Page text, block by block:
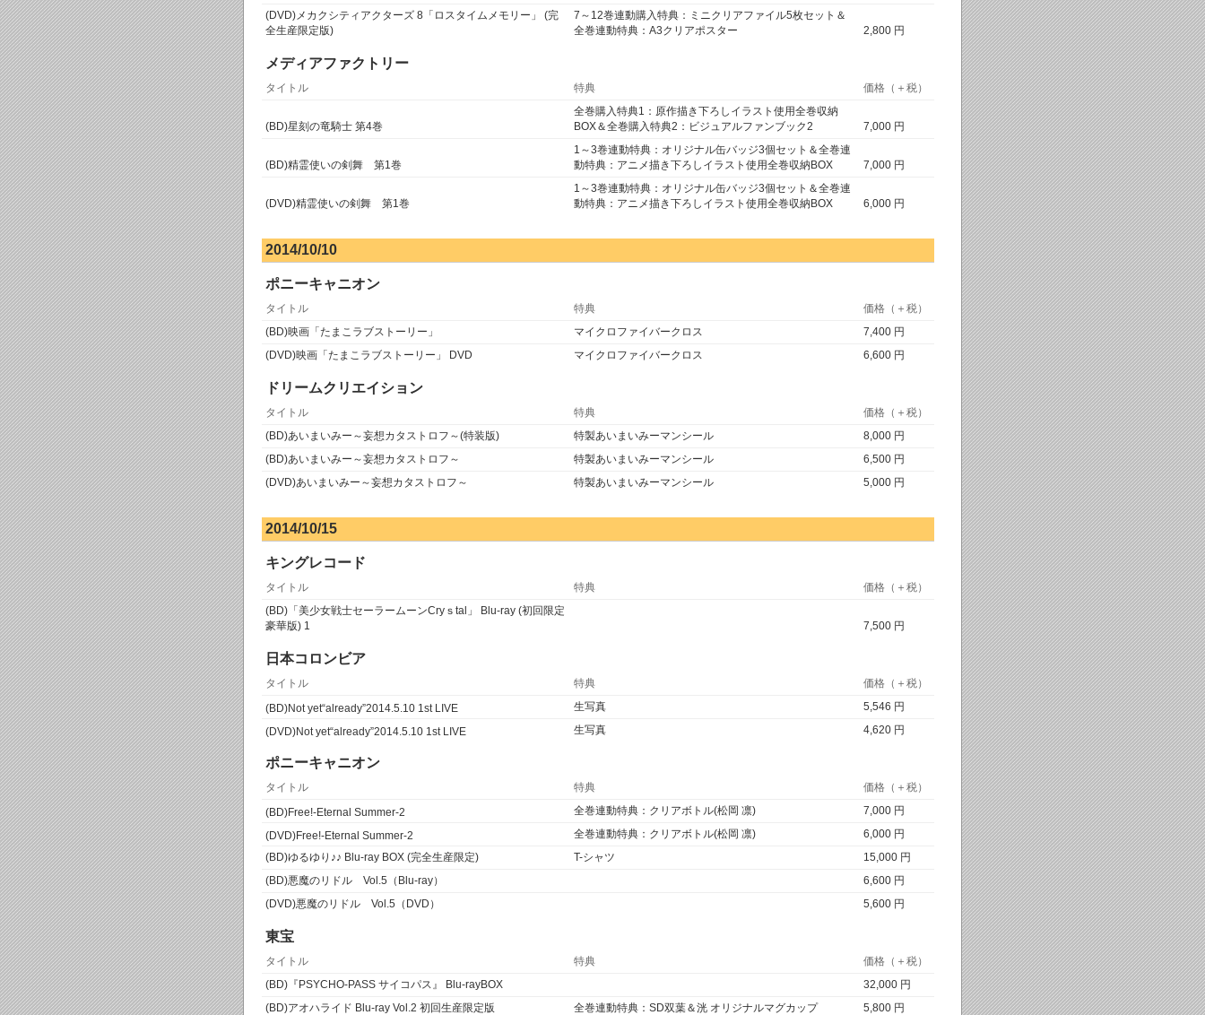
(DVD)メカクシティアクターズ 8「ロスタイムメモリー」 (完
全生産限定版)
7～12巻連動購入特典：ミニクリアファイル5枚セット＆
全巻連動特典：A3クリアポスター
2,800 円
メディアファクトリー
タイトル 特典 価格（＋税）
(BD)星刻の竜騎士 第4巻
全巻購入特典1：原作描き下ろしイラスト使用全巻収納
BOX＆全巻購入特典2：ビジュアルファンブック2
7,000 円
(BD)精霊使いの剣舞 第1巻
1～3巻連動特典：オリジナル缶バッジ3個セット＆全巻連
動特典：アニメ描き下ろしイラスト使用全巻収納BOX
7,000 円
(DVD)精霊使いの剣舞 第1巻
1～3巻連動特典：オリジナル缶バッジ3個セット＆全巻連
動特典：アニメ描き下ろしイラスト使用全巻収納BOX
6,000 円
2014/10/10
ポニーキャニオン
タイトル 特典
価格（＋税）
(BD)映画「たまこラブストーリー」
マイクロファイバークロス
7,400 円
(DVD)映画「たまこラブストーリー」 DVD
マイクロファイバークロス 6,600 円
ドリームクリエイション
タイトル 特典
価格（＋税）
(BD)あいまいみー～妄想カタストロフ～(特装版)
特製あいまいみーマンシール
8,000 円
(BD)あいまいみー～妄想カタストロフ～
特製あいまいみーマンシール
6,500 円
(DVD)あいまいみー～妄想カタストロフ～
特製あいまいみーマンシール 5,000 円
2014/10/15
キングレコード
タイトル 特典
価格（＋税）
(BD)「美少女戦士セーラームーンCryｓtal」 Blu-ray (初回限定
豪華版) 1
7,500 円
日本コロンビア
タイトル 特典
価格（＋税）
(BD)Not yet“already”2014.5.10 1st LIVE
生写真
5,546 円
(DVD)Not yet“already”2014.5.10 1st LIVE
生写真 4,620 円
ポニーキャニオン
タイトル 特典
価格（＋税）
(BD)Free!-Eternal Summer-2
全巻連動特典：クリアボトル(松岡 凛)
7,000 円
(DVD)Free!-Eternal Summer-2
全巻連動特典：クリアボトル(松岡 凛)
6,000 円
(BD)ゆるゆり♪♪ Blu-ray BOX (完全生産限定)
T-シャツ
15,000 円
(BD)悪魔のリドル Vol.5（Blu-ray）
6,600 円
(DVD)悪魔のリドル Vol.5（DVD）
5,600 円
東宝
タイトル 特典
価格（＋税）
(BD)『PSYCHO-PASS サイコパス』 Blu-rayBOX
32,000 円
(BD)アオハライド Blu-ray Vol.2 初回生産限定版
全巻連動特典：SD双葉＆洸 オリジナルマグカップ
5,800 円